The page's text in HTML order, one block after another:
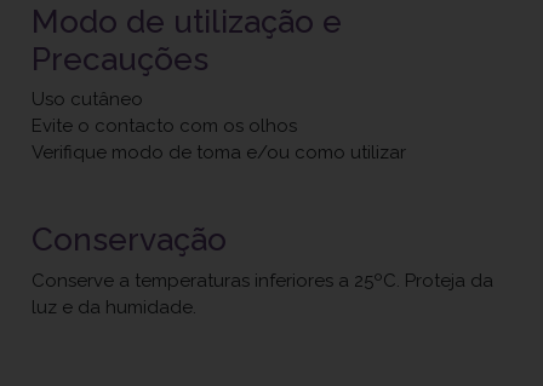
Modo de utilização e
Precauções
Uso cutâneo
Evite o contacto com os olhos
Verifique modo de toma e/ou como utilizar
Conservação
Conserve a temperaturas inferiores a 25ºC. Proteja da
luz e da humidade.